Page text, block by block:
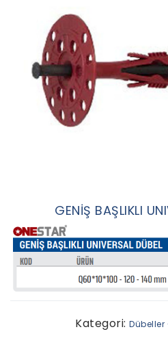
GENİŞ BAŞLIKLI
Kategori: Dübeller